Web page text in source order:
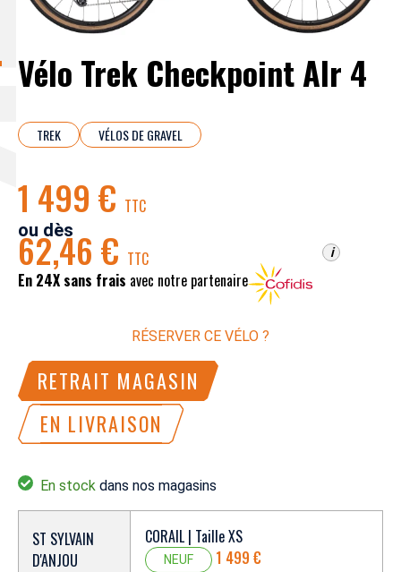
Vélo Trek Checkpoint Alr 4
TREK VÉLOS DE GRAVEL
1 499 € TTC
ou dès
62,46 € TTC
En 24X sans frais avec notre partenaire
i
RÉSERVER CE VÉLO ?
RETRAIT MAGASIN
EN LIVRAISON
En stock dans nos magasins
ST SYLVAIN
D'ANJOU
CORAIL | Taille XS
NEUF 1 499 €